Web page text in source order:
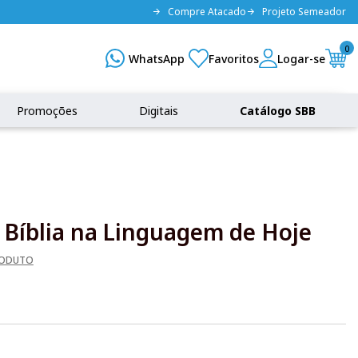
Compre Atacado Projeto Semeador
0
Promoções Digitais Catálogo SBB
na Linguagem de Hoje